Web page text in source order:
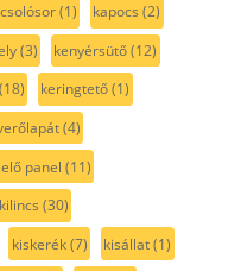
(1) kapocs (2)
(3) kenyérsütő(12)
keringtető(1)
(4)
panel (11)
kilincs (30)
kiskerék(7) kisállat(1)